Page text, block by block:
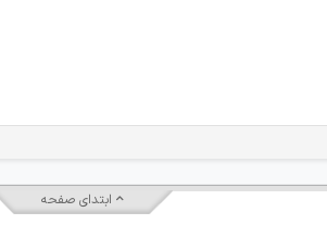
ابتدای صفحه